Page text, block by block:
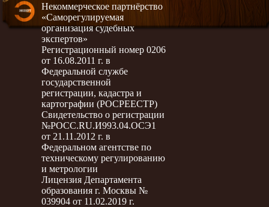
Некоммерческое партнёрство
«Саморегулируемая
организация судебных
экспертов»
Регистрационный номер 0206
от 16.08.2011 г. в
Федеральной службе
государственной
регистрации, кадастра и
картографии (РОСРЕЕСТР)
Свидетельство о регистрации
№РОСС.RU.И993.04.ОСЭ1
от 21.11.2012 г. в
Федеральном агентстве по
техническому регулированию
и метрологии
Лицензия Департамента
образования г. Москвы №
039904 от 11.02.2019 г.